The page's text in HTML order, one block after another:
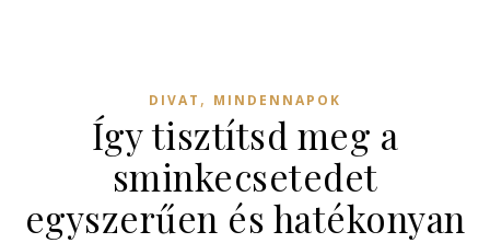
DIVAT , MINDENNAPOK
Így tisztítsd meg a
sminkecsetedet
egyszerűen és hatékonyan